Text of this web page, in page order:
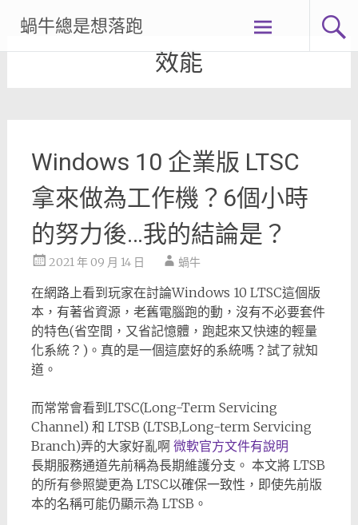
content
蝸牛總是想落跑
效能
Windows 10 企業版 LTSC
拿來做為工作機？6個小時
的努力後…我的結論是？
2021 年 09 月 14 日 蝸牛
在網路上看到玩家在討論Windows 10 LTSC這個版
本，有著省資源，老舊電腦跑的動，沒有不必要套件
的特色(省空間，又省記憶體，跑起來又快速的輕量
化系統？)。真的是一個這麼好的系統嗎？試了就知
道。
而常常會看到LTSC(Long-Term Servicing
Channel) 和 LTSB (LTSB,Long-term Servicing
Branch)弄的大家好亂啊 微軟官方文件有說明
長期服務通道先前稱為長期維護分支。 本文將 LTSB
的所有參照變更為 LTSC以確保一致性，即使先前版
本的名稱可能仍顯示為 LTSB。